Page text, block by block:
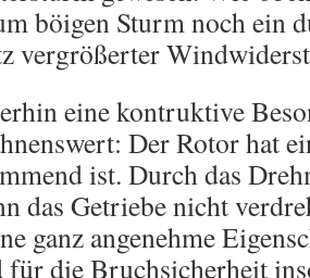
böigen Sturm noch ein
vergrößerter
eine kontruktive
Der Rotor hat
ist. Durch das
das Getriebe nicht
ganz angenehme
für die Bruchsicherheit